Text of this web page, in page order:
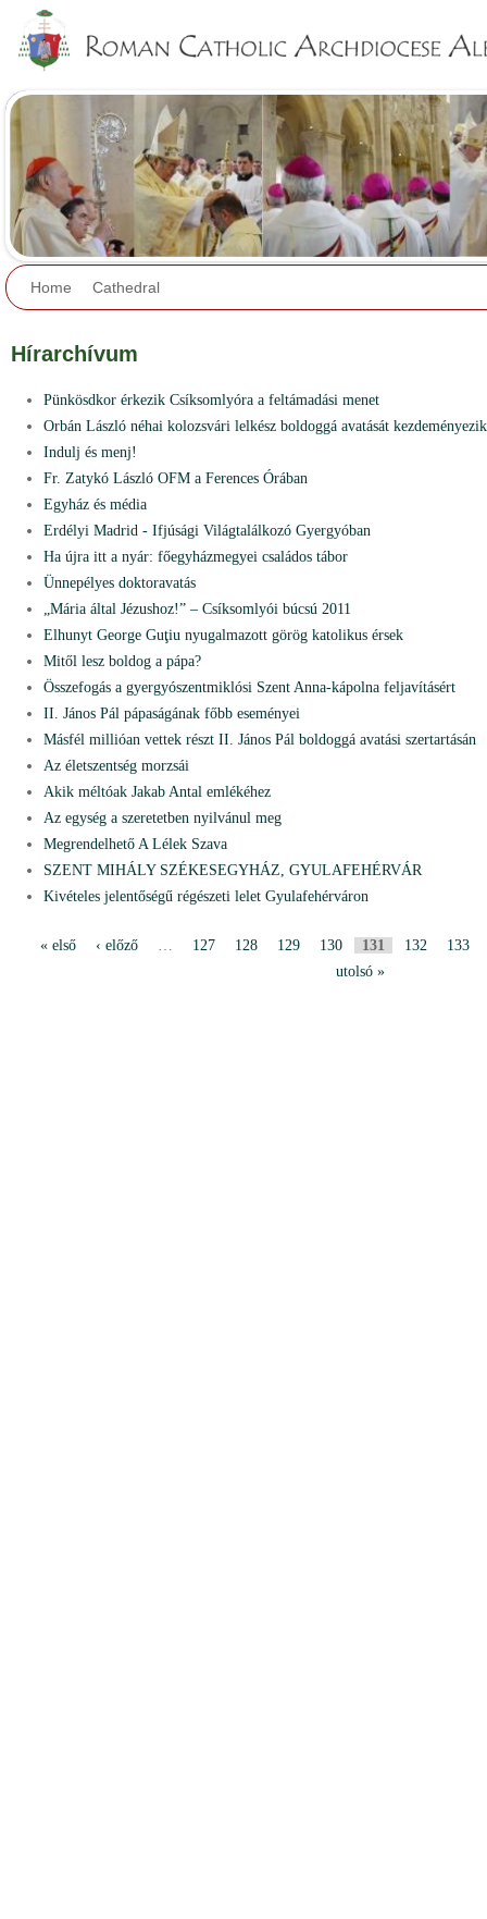
Home Cathedral
Hírarchívum
Pünkösdkor érkezik Csíksomlyóra a feltámadási menet
Orbán László néhai kolozsvári lelkész boldoggá avatását kezdeményezik
Indulj és menj!
Fr. Zatykó László OFM a Ferences Órában
Egyház és média
Erdélyi Madrid - Ifjúsági Világtalálkozó Gyergyóban
Ha újra itt a nyár: főegyházmegyei családos tábor
Ünnepélyes doktoravatás
„Mária által Jézushoz!” – Csíksomlyói búcsú 2011
Elhunyt George Guţiu nyugalmazott görög katolikus érsek
Mitől lesz boldog a pápa?
Összefogás a gyergyószentmiklósi Szent Anna-kápolna feljavításért
II. János Pál pápaságának főbb eseményei
Másfél millióan vettek részt II. János Pál boldoggá avatási szertartásán
Az életszentség morzsái
Akik méltóak Jakab Antal emlékéhez
Az egység a szeretetben nyilvánul meg
Megrendelhető A Lélek Szava
SZENT MIHÁLY SZÉKESEGYHÁZ, GYULAFEHÉRVÁR
Kivételes jelentőségű régészeti lelet Gyulafehérváron
« első ‹ előző … 127 128 129 130 131 132
133
utolsó »